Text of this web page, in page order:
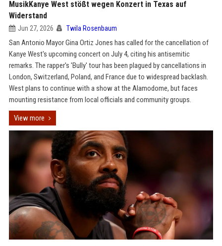
MusikKanye West stößt wegen Konzert in Texas auf
Widerstand
Jun 27, 2026 Twila Rosenbaum
San Antonio Mayor Gina Ortiz Jones has called for the cancellation of
Kanye West's upcoming concert on July 4, citing his antisemitic
remarks. The rapper's 'Bully' tour has been plagued by cancellations in
London, Switzerland, Poland, and France due to widespread backlash.
West plans to continue with a show at the Alamodome, but faces
mounting resistance from local officials and community groups.
View more